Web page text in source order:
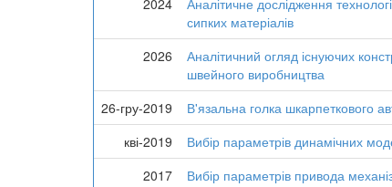
2024
Аналітичне дослідження
сипких матеріалів
2026
Аналітичний огляд існуючих
швейного виробництва
26-гру-2019 В'язальна голка шкарпеткового
кві-2019
Вибір параметрів динамічних
2017
Вибір параметрів привода